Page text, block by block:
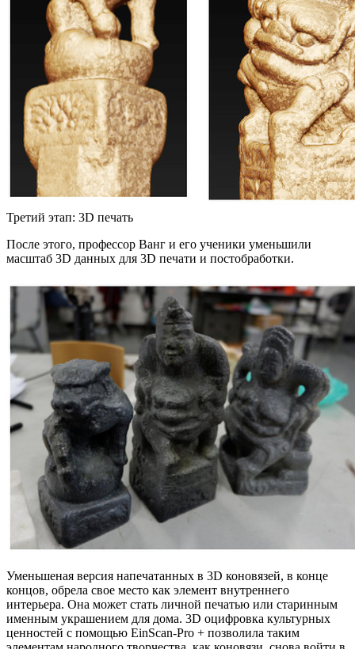
Третий этап: 3D печать
После этого, профессор Ванг и его ученики уменьшили
масштаб 3D данных для 3D печати и постобработки.
Уменьшеная версия напечатанных в 3D коновязей, в конце
концов, обрела свое место как элемент внутреннего
интерьера. Она может стать личной печатью или старинным
именным украшением для дома. 3D оцифровка культурных
ценностей с помощью EinScan-Pro + позволила таким